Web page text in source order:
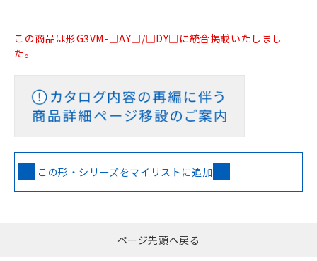
この商品は形G3VM-□AY□/□DY□に統合掲載いたしまし
た。
この形・シリーズをマイリストに追加
ページ先頭へ戻る